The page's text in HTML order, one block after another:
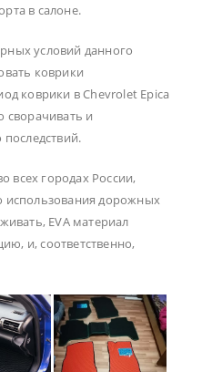
в салоне.
условий данного
коврики
коврики в Chevrolet Epica
и
всех городах России,
использования дорожных
EVA материал
и, соответственно,